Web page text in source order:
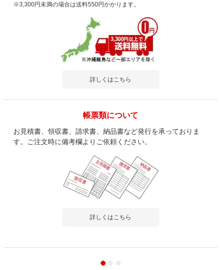
※3,300円未満の場合は送料550円かかります。
詳しくはこちら
帳票類について
お見積書、領収書、請求書、納品書など発行を承っておりま
す。ご注文時に備考欄よりご依頼ください。
詳しくはこちら